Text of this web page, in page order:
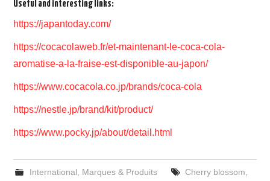
Useful and interesting links:
https://japantoday.com/
https://cocacolaweb.fr/et-maintenant-le-coca-cola-
aromatise-a-la-fraise-est-disponible-au-japon/
https://www.cocacola.co.jp/brands/coca-cola
https://nestle.jp/brand/kit/product/
https://www.pocky.jp/about/detail.html
International Marques & Produits Cherry blossom